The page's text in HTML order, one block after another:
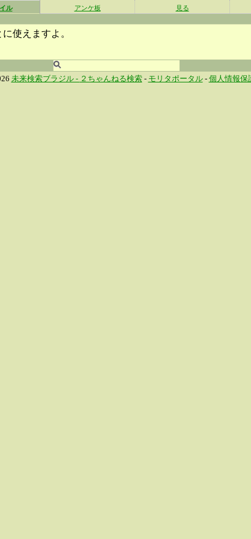
ル アンケ板 見る
使えますよ。
未来検索ブラジル - ２ちゃんねる検索- モリタポータル- 個人情報保